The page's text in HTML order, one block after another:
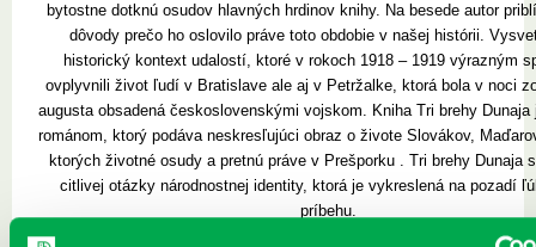
bytostne dotknú osudov hlavných hrdinov knihy. Na besede autor
dôvody prečo ho oslovilo práve toto obdobie v našej histórii.
historický kontext udalostí, ktoré v rokoch 1918 – 1919 výrazným
ovplyvnili život ľudí v Bratislave ale aj v Petržalke, ktorá bola v noci
augusta obsadená československými vojskom. Kniha Tri brehy Dunaja
románom, ktorý podáva neskresľujúci obraz o živote Slovákov,
ktorých životné osudy a pretnú práve v Prešporku . Tri brehy Dunaja
citlivej otázky národnostnej identity, ktorá je vykreslená na pozadí
príbehu.